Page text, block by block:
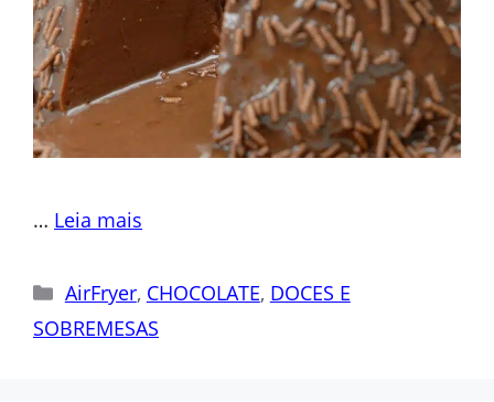
… Leia mais
Categorias
AirFryer, CHOCOLATE, DOCES E
SOBREMESAS